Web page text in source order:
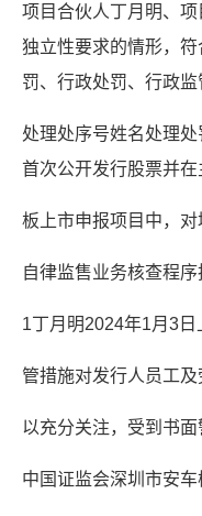
项目合伙人丁月明、
独立性要求的情形，
罚、行政处罚、行政
处理处序号姓名处理
首次公开发行股票并在
板上市申报项目中，
自律监售业务核查程序
1丁月明2024年1月3日
管措施对发行人员工
以充分关注，受到书面
中国证监会深圳市安